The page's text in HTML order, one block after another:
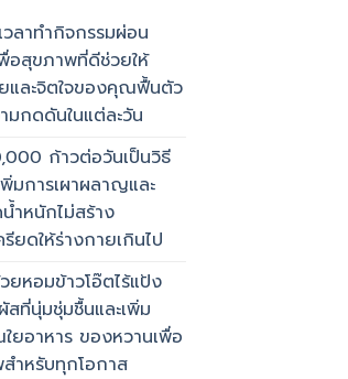
วลาทำกิจกรรมผ่อน
อสุขภาพที่ดีช่วยให้
และจิตใจของคุณฟื้นตัว
มกดดันในแต่ละวัน
ก้าวต่อวันเป็นวิธี
พิ่มการเผาผลาญและ
ำหนักไม่สร้าง
รียดให้ร่างกายเกินไป
ยหอมข้าวโอ๊ตไร้แป้ง
สที่นุ่มชุ่มชื้นและเพิ่ม
ยอาหาร ของหวานเพื่อ
ำหรับทุกโอกาส